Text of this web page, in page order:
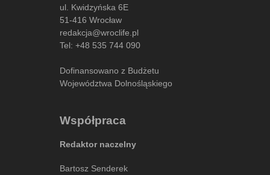
ul. Kwidzyńska 6E
51-416 Wrocław
redakcja@wroclife.pl
Tel: +48 535 744 090
Dofinansowano z Budżetu
Województwa Dolnośląskiego
Współpraca
Redaktor naczelny
Bartosz Senderek